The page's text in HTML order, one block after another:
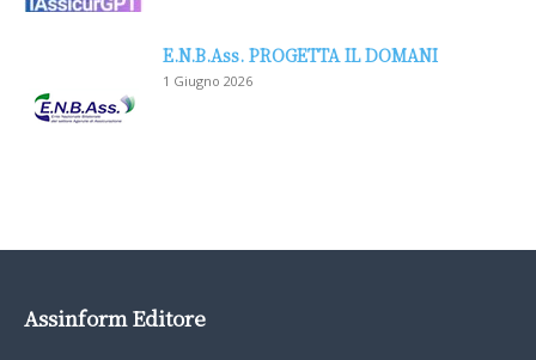
E.N.B.Ass. PROGETTA IL DOMANI
1 Giugno 2026
Assinform Editore